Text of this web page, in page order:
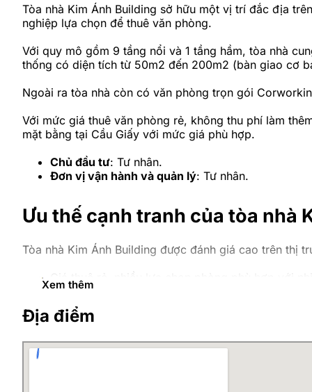
Tòa nhà Kim Ánh Building sở hữu một vị trí đắc địa
nghiệp lựa chọn để thuê văn phòng.
Với quy mô gồm 9 tầng nổi và 1 tầng hầm, tòa nhà
thống có diện tích từ 50m2 đến 200m2 (bàn giao cơ
Ngoài ra tòa nhà còn có văn phòng trọn gói
Với mức giá thuê văn phòng rẻ, không thu phí làm
mặt bằng tại Cầu Giấy với mức giá phù hợp.
Chủ đầu tư: Tư nhân.
Đơn vị vận hành và quản lý: Tư nhân.
Ưu thế cạnh tranh của tòa nhà
Tòa nhà Kim Ánh Building được đánh giá cao trên thị
Giá thuê rẻ, nhiều lựa chọn phòng phù hợp với
Không thu phí làm thêm ngoài giờ
Cung cấp dịch vụ văn phòng trọn gói, quy mô
Nằm trong khu vực có nhiều tòa nhà cho thuê
Xem thêm
Địa điểm